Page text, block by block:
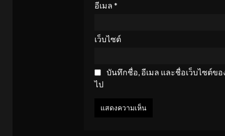
อีเมล *
เว็บไซต์
บันทึกชื่อ, อีเมล และชื่อเว็บไซต์ข
ไป